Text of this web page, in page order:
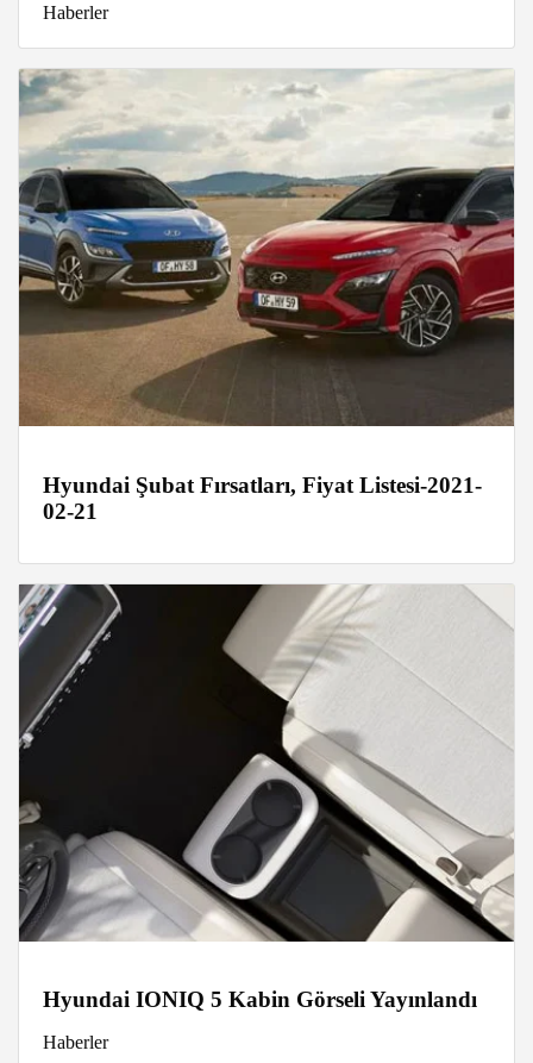
Haberler
Hyundai Şubat Fırsatları, Fiyat Listesi-2021-
02-21
Hyundai IONIQ 5 Kabin Görseli Yayınlandı
Haberler